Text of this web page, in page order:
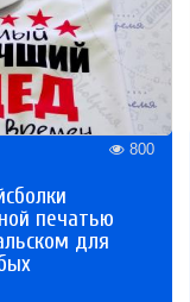
800
печатью
для